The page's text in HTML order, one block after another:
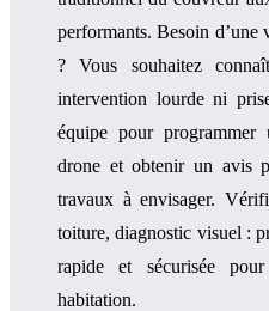
performants. Besoin
? Vous souhaitez
intervention lourde ni
équipe pour
drone et obtenir un avis
travaux à envisager.
toiture, diagnostic visuel :
rapide et sécurisée
habitation.